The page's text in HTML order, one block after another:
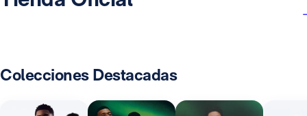
Colecciones Destacadas